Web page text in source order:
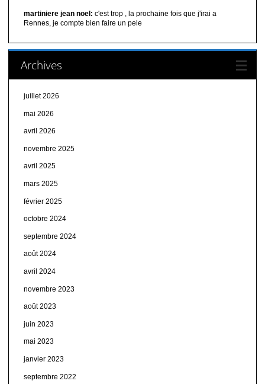
martiniere jean noel: c'est trop , la prochaine fois que j'irai a
Rennes, je compte bien faire un pele
Archives
juillet 2026
mai 2026
avril 2026
novembre 2025
avril 2025
mars 2025
février 2025
octobre 2024
septembre 2024
août 2024
avril 2024
novembre 2023
août 2023
juin 2023
mai 2023
janvier 2023
septembre 2022